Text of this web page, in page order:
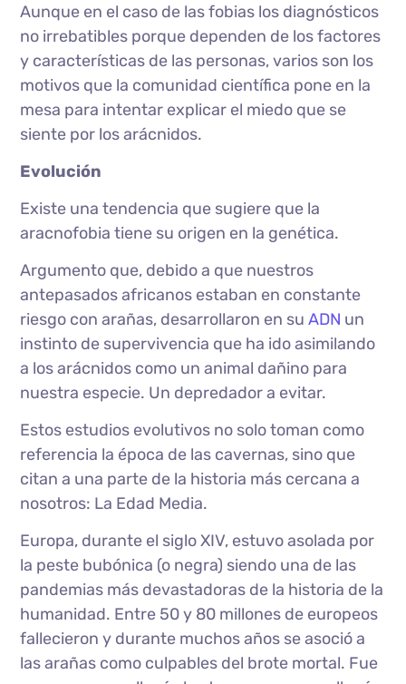
Aunque en el caso de las fobias los diagnósticos
no irrebatibles porque dependen de los factores
y características de las personas, varios son los
motivos que la comunidad científica pone en la
mesa para intentar explicar el miedo que se
siente por los arácnidos.
Evolución
Existe una tendencia que sugiere que la
aracnofobia tiene su origen en la genética.
Argumento que, debido a que nuestros
antepasados africanos estaban en constante
riesgo con arañas, desarrollaron en suADN un
instinto de supervivencia que ha ido asimilando
a los arácnidos como un animal dañino para
nuestra especie. Un depredador a evitar.
Estos estudios evolutivos no solo toman como
referencia la época de las cavernas, sino que
citan a una parte de la historia más cercana a
nosotros: La Edad Media.
Europa, durante el siglo XIV, estuvo asolada por
la peste bubónica (o negra) siendo una de las
pandemias más devastadoras de la historia de la
humanidad. Entre 50 y 80 millones de europeos
fallecieron y durante muchos años se asoció a
las arañas como culpables del brote mortal. Fue